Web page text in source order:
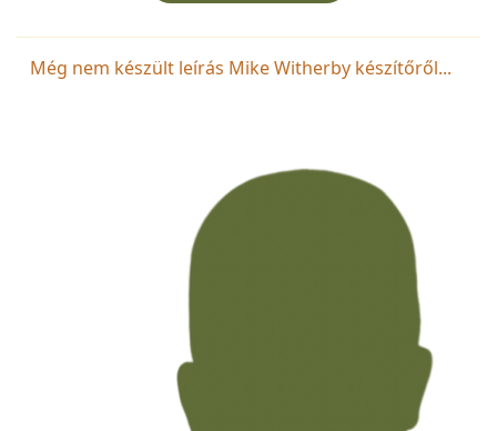
Még nem készült leírás Mike Witherby készítőről...